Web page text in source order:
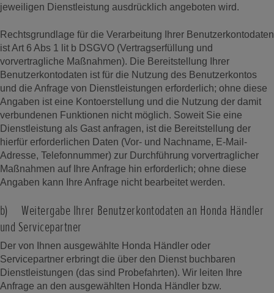
jeweiligen Dienstleistung ausdrücklich angeboten wird.
Rechtsgrundlage für die Verarbeitung Ihrer Benutzerkontodaten
ist Art 6 Abs 1 lit b DSGVO (Vertragserfüllung und
vorvertragliche Maßnahmen). Die Bereitstellung Ihrer
Benutzerkontodaten ist für die Nutzung des Benutzerkontos
und die Anfrage von Dienstleistungen erforderlich; ohne diese
Angaben ist eine Kontoerstellung und die Nutzung der damit
verbundenen Funktionen nicht möglich. Soweit Sie eine
Dienstleistung als Gast anfragen, ist die Bereitstellung der
hierfür erforderlichen Daten (Vor- und Nachname, E-Mail-
Adresse, Telefonnummer) zur Durchführung vorvertraglicher
Maßnahmen auf Ihre Anfrage hin erforderlich; ohne diese
Angaben kann Ihre Anfrage nicht bearbeitet werden.
b) Weitergabe Ihrer Benutzerkontodaten an Honda Händler
und Servicepartner
Der von Ihnen ausgewählte Honda Händler oder
Servicepartner erbringt die über den Dienst buchbaren
Dienstleistungen (das sind Probefahrten). Wir leiten Ihre
Anfrage an den ausgewählten Honda Händler bzw.